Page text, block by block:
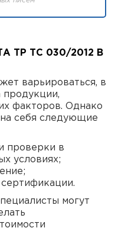
ТР ТС 030/2012 В
варьироваться, в
продукции,
факторов. Однако
себя следующие
проверки в
условиях;
могут